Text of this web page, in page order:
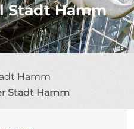
Stadt Hamm
Hamm
Stadt Hamm